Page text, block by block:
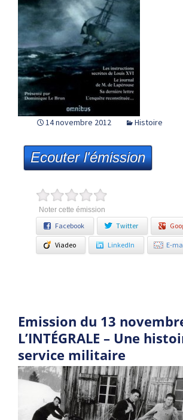
14 novembre 2012 Histoire
Ecouter l'émission
Noter cette émission
Facebook Twitter
Viadeo LinkedIn E-
Emission du 13
L’INTÉGRALE – Une
service militaire